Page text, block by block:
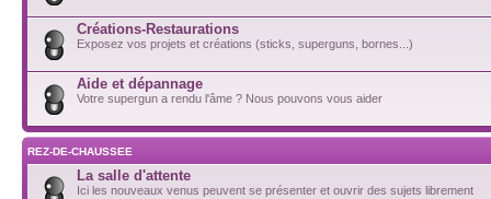
Créations-Restaurations
Exposez vos projets et créations (sticks, superguns, bornes...)
Aide et dépannage
Votre supergun a rendu l'âme ? Nous pouvons vous aider
REZ-DE-CHAUSSEE
La salle d'attente
Ici les nouveaux venus peuvent se présenter et ouvrir des sujets librement